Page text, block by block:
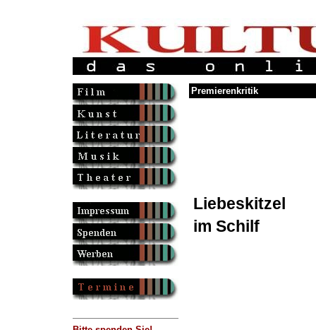
Premierenkritik
Liebeskitzel
im Schilf